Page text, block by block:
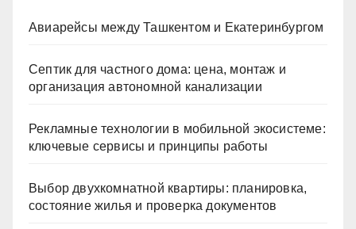
Авиарейсы между Ташкентом и Екатеринбургом
Септик для частного дома: цена, монтаж и
организация автономной канализации
Рекламные технологии в мобильной экосистеме:
ключевые сервисы и принципы работы
Выбор двухкомнатной квартиры: планировка,
состояние жилья и проверка документов